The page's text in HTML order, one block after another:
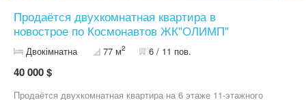
Продаётся двухкомнатная квартира в
новострое по Космонавтов ЖК"ОЛИМП"
Двокімнатна 77 м2 6 / 11 пов.
40 000 $
Продаётся двухкомнатная квартира на 6 этаже 11-этажного